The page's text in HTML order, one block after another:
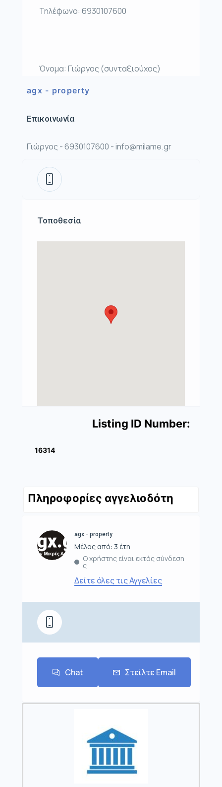
Τηλέφωνο: 6930107600
Όνομα: Γιώργος (συνταξιούχος)
agx - property
Επικοινωνία
Γιώργος - 6930107600 - info@milame.gr
Τοποθεσία
Listing ID Number:
16314
Πληροφορίες αγγελιοδότη
agx - property
Μέλος από: 3 έτη
Ο χρήστης είναι εκτός σύνδεση
ς
Δείτε όλες τις Αγγελίες
Chat Στείλτε Email